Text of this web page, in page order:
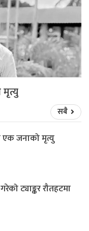
सबै
एक जनाको मृत्यु
ट्याङ्कर रौतहटमा